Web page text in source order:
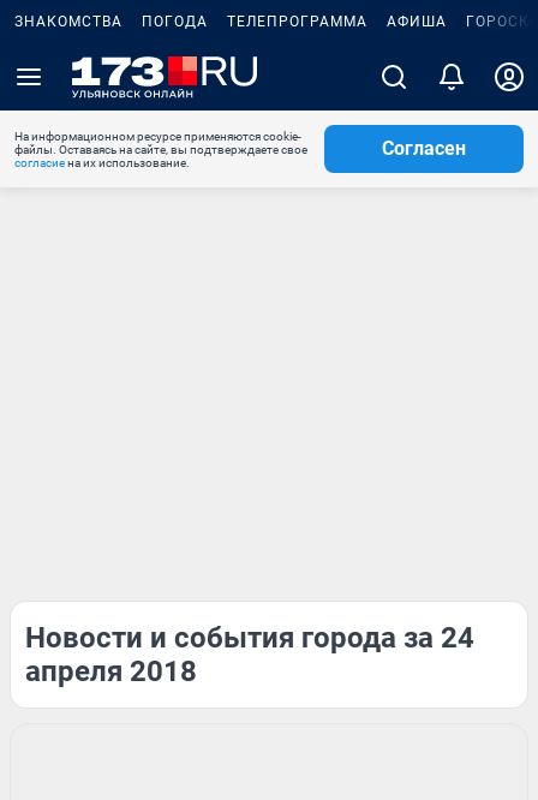
ЗНАКОМСТВА ПОГОДА ТЕЛЕПРОГРАММА АФИША
На информационном ресурсе применяются cookie-
файлы. Оставаясь на сайте, вы подтверждаете свое
согласиена их использование.
Согласен
Новости и события города за 24
апреля 2018